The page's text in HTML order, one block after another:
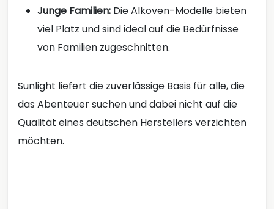
Junge Familien: Die Alkoven-Modelle bieten
viel Platz und sind ideal auf die Bedürfnisse
von Familien zugeschnitten.
Sunlight liefert die zuverlässige Basis für alle, die
das Abenteuer suchen und dabei nicht auf die
Qualität eines deutschen Herstellers verzichten
möchten.